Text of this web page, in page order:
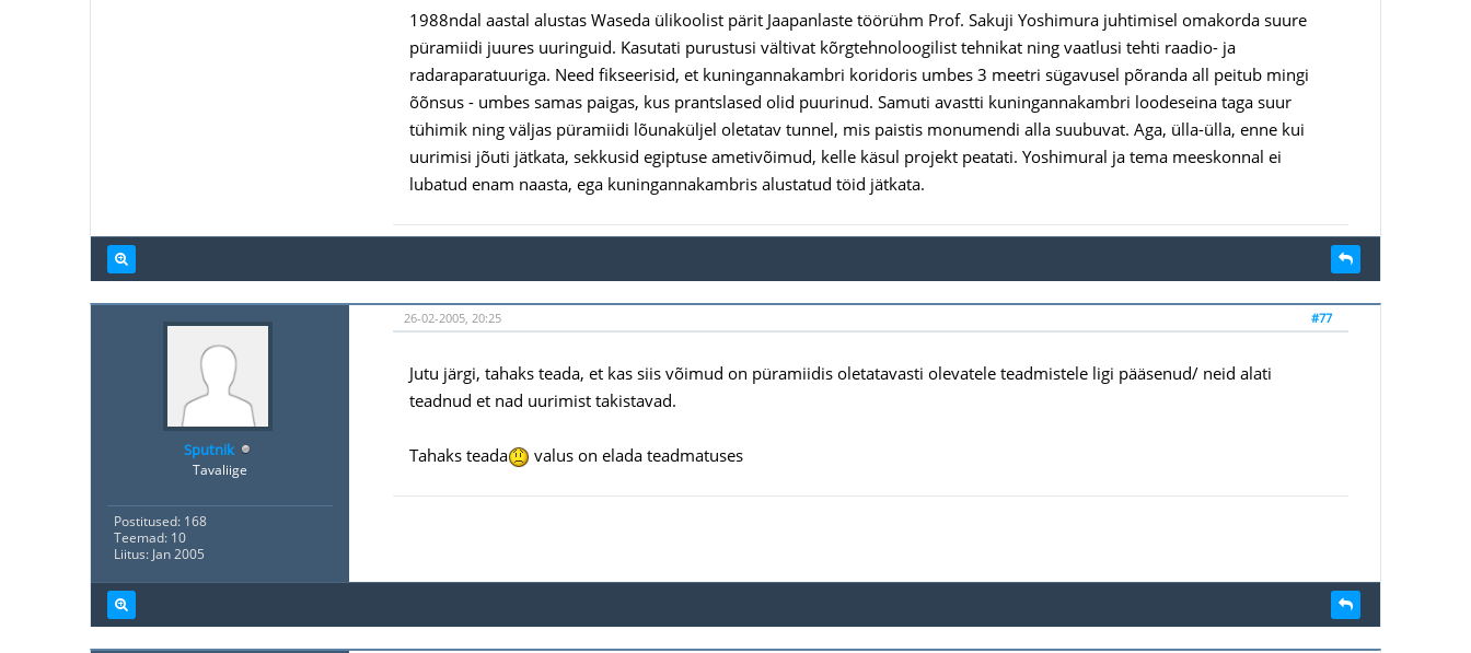
1988ndal aastal alustas Waseda ülikoolist pärit Jaapanlaste töörühm Prof. Sakuji Yoshimura juhtimisel omakorda suure
püramiidi juures uuringuid. Kasutati purustusi vältivat kõrgtehnoloogilist tehnikat ning vaatlusi tehti raadio- ja
radaraparatuuriga. Need fikseerisid, et kuningannakambri koridoris umbes 3 meetri sügavusel põranda all peitub mingi
õõnsus - umbes samas paigas, kus prantslased olid puurinud. Samuti avastti kuningannakambri loodeseina taga suur
tühimik ning väljas püramiidi lõunaküljel oletatav tunnel, mis paistis monumendi alla suubuvat. Aga, ülla-ülla, enne kui
uurimisi jõuti jätkata, sekkusid egiptuse ametivõimud, kelle käsul projekt peatati. Yoshimural ja tema meeskonnal ei
lubatud enam naasta, ega kuningannakambris alustatud töid jätkata.
Sputnik
Tavaliige
Postitused: 168
Teemad: 10
Liitus: Jan 2005
#77
26-02-2005, 20:25
Jutu järgi, tahaks teada, et kas siis võimud on püramiidis oletatavasti olevatele teadmistele ligi pääsenud/ neid alati
teadnud et nad uurimist takistavad.
Tahaks teada valus on elada teadmatuses